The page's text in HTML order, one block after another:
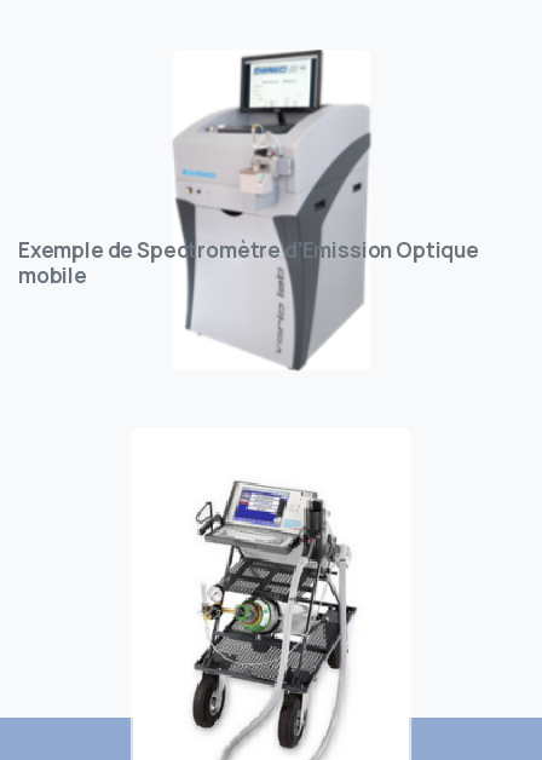
Exemple de Spectromètre d’Emission Optique
mobile